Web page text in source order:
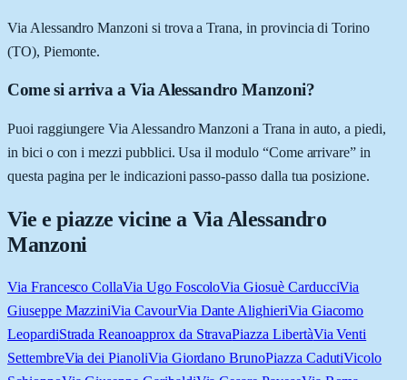
Via Alessandro Manzoni si trova a Trana, in provincia di Torino
(TO), Piemonte.
Come si arriva a Via Alessandro Manzoni?
Puoi raggiungere Via Alessandro Manzoni a Trana in auto, a piedi,
in bici o con i mezzi pubblici. Usa il modulo “Come arrivare” in
questa pagina per le indicazioni passo-passo dalla tua posizione.
Vie e piazze vicine a Via Alessandro
Manzoni
Via Francesco CollaVia Ugo FoscoloVia Giosuè CarducciVia
Giuseppe MazziniVia CavourVia Dante AlighieriVia Giacomo
LeopardiStrada Reanoapprox da StravaPiazza LibertàVia Venti
SettembreVia dei PianoliVia Giordano BrunoPiazza CadutiVicolo